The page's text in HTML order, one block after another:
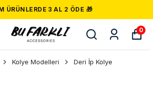
ÜRÜNLERDE 3 AL 2 ÖDE 🎁
0
Kolye Modelleri Deri İp Kolye